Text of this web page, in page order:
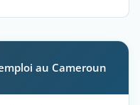
au Cameroun